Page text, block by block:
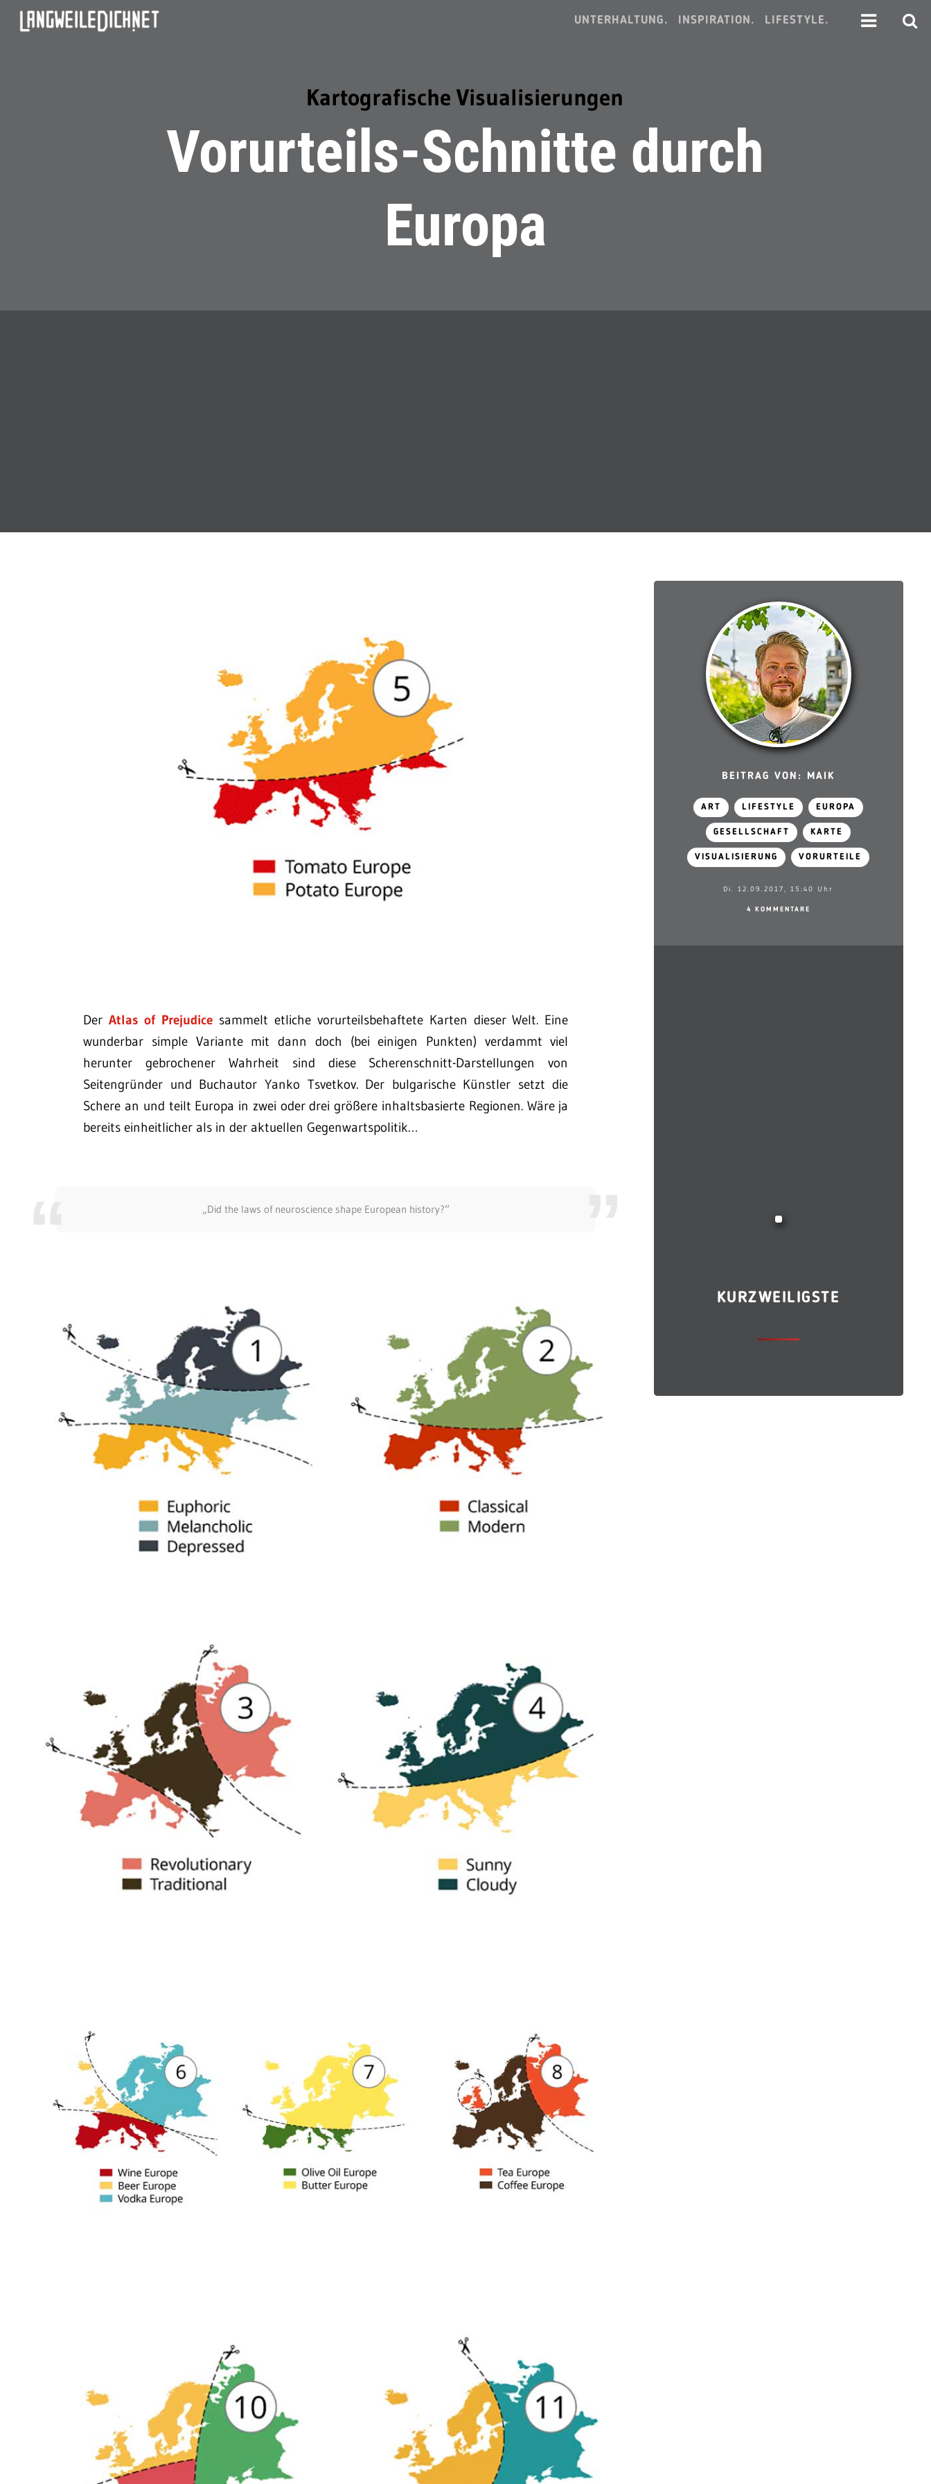
UNTERHALTUNG. INSPIRATION. LIFESTYLE.
Kartografische Visualisierungen
Vorurteils-Schnitte durch
Europa
DerAtlas of Prejudice sammelt etliche vorurteilsbehaftete Karten dieser Welt. Eine
wunderbar simple Variante mit dann doch (bei einigen Punkten) verdammt viel
herunter gebrochener Wahrheit sind diese Scherenschnitt-Darstellungen von
Seitengründer und Buchautor Yanko Tsvetkov. Der bulgarische Künstler setzt die
Schere an und teilt Europa in zwei oder drei größere inhaltsbasierte Regionen. Wäre ja
bereits einheitlicher als in der aktuellen Gegenwartspolitik…
„Did the laws of neuroscience shape European history?“
BEITRAG VON: MAIK
ART LIFESTYLE EUROPA
GESELLSCHAFT KARTE
VISUALISIERUNG VORURTEILE
Di. 12.09.2017, 15:40 Uhr
4 KOMMENTARE
KURZWEILIGSTE